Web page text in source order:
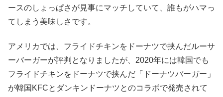
ースのしょっぱさが見事にマッチしていて、誰もがハマっ
てしまう美味しさです。
アメリカでは、フライドチキンをドーナツで挟んだルーサ
ーバーガーが評判となりましたが、2020年には韓国でも
フライドチキンをドーナツで挟んだ「ドーナツバーガー」
が韓国KFCとダンキンドーナツとのコラボで発売されて